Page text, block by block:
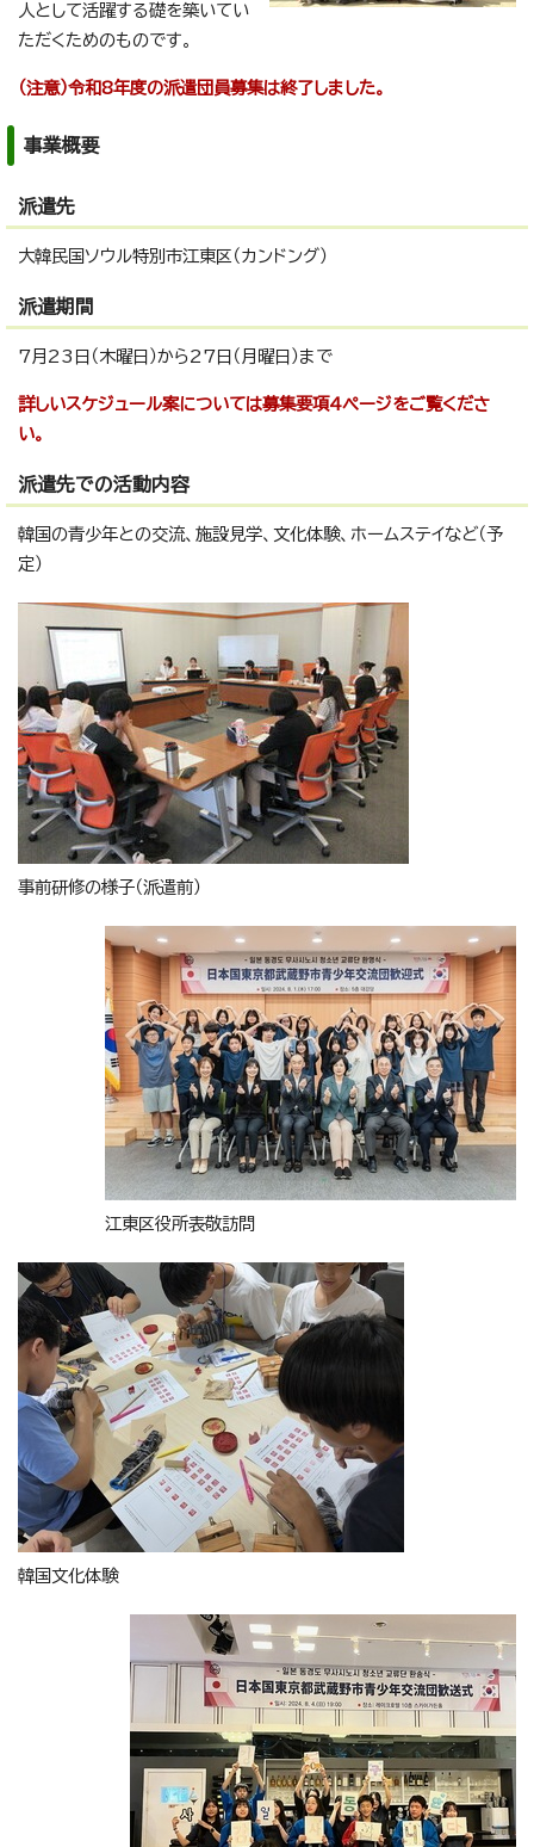
人として活躍する礎を築いてい
ただくためのものです。
（注意）令和8年度の派遣団員募集は終了しました。
事業概要
派遣先
大韓民国ソウル特別市江東区（カンドング）
派遣期間
7月23日（木曜日）から27日（月曜日）まで
詳しいスケジュール案については募集要項4ページをご覧くださ
い。
派遣先での活動内容
韓国の青少年との交流、施設見学、文化体験、ホームステイなど（予
定）
事前研修の様子（派遣前）
江東区役所表敬訪問
韓国文化体験